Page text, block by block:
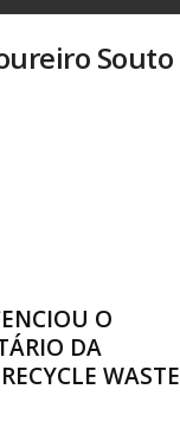
Souto
O
DA
WASTE